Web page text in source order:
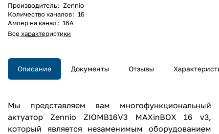
Производитель: Zennio
Количество каналов: 16
Ампер на канал: 16А
Все характеристики
Описание Документы Отзывы
Мы представляем вам многофункциональный
актуатор Zennio ZIOMB16V3 MAXinBOX 16 v3,
который является незаменимым оборудованием